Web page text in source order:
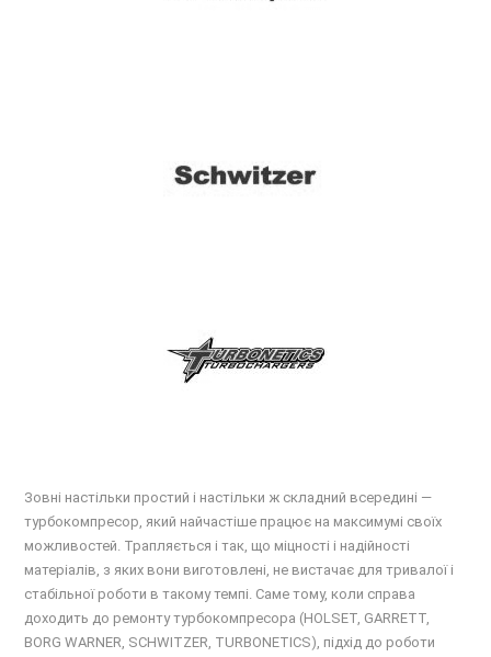
Зовні настільки простий і настільки ж складний всередині —
турбокомпресор, який найчастіше працює на максимумі своїх
можливостей. Трапляється і так, що міцності і надійності
матеріалів, з яких вони виготовлені, не вистачає для тривалої і
стабільної роботи в такому темпі. Саме тому, коли справа
доходить до ремонту турбокомпресора (HOLSET, GARRETT,
BORG WARNER, SCHWITZER, TURBONETICS), підхід до роботи